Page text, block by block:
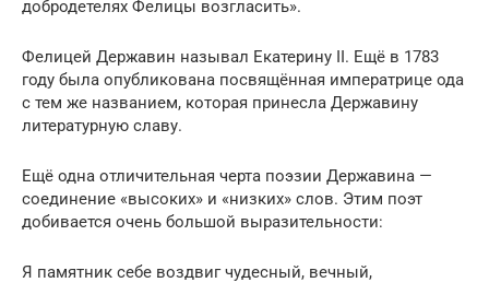
добродетелях Фелицы возгласить».
Фелицей Державин называл Екатерину II. Ещё в 1783
году была опубликована посвящённая императрице ода
с тем же названием, которая принесла Державину
литературную славу.
Ещё одна отличительная черта поэзии Державина —
соединение «высоких» и «низких» слов. Этим поэт
добивается очень большой выразительности:
Я памятник себе воздвиг чудесный, вечный,